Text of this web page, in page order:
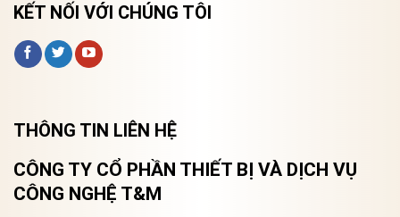
KẾT NỐI VỚI CHÚNG TÔI
THÔNG TIN LIÊN HỆ
CÔNG TY CỔ PHẦN THIẾT BỊ VÀ DỊCH VỤ
CÔNG NGHỆ T&M